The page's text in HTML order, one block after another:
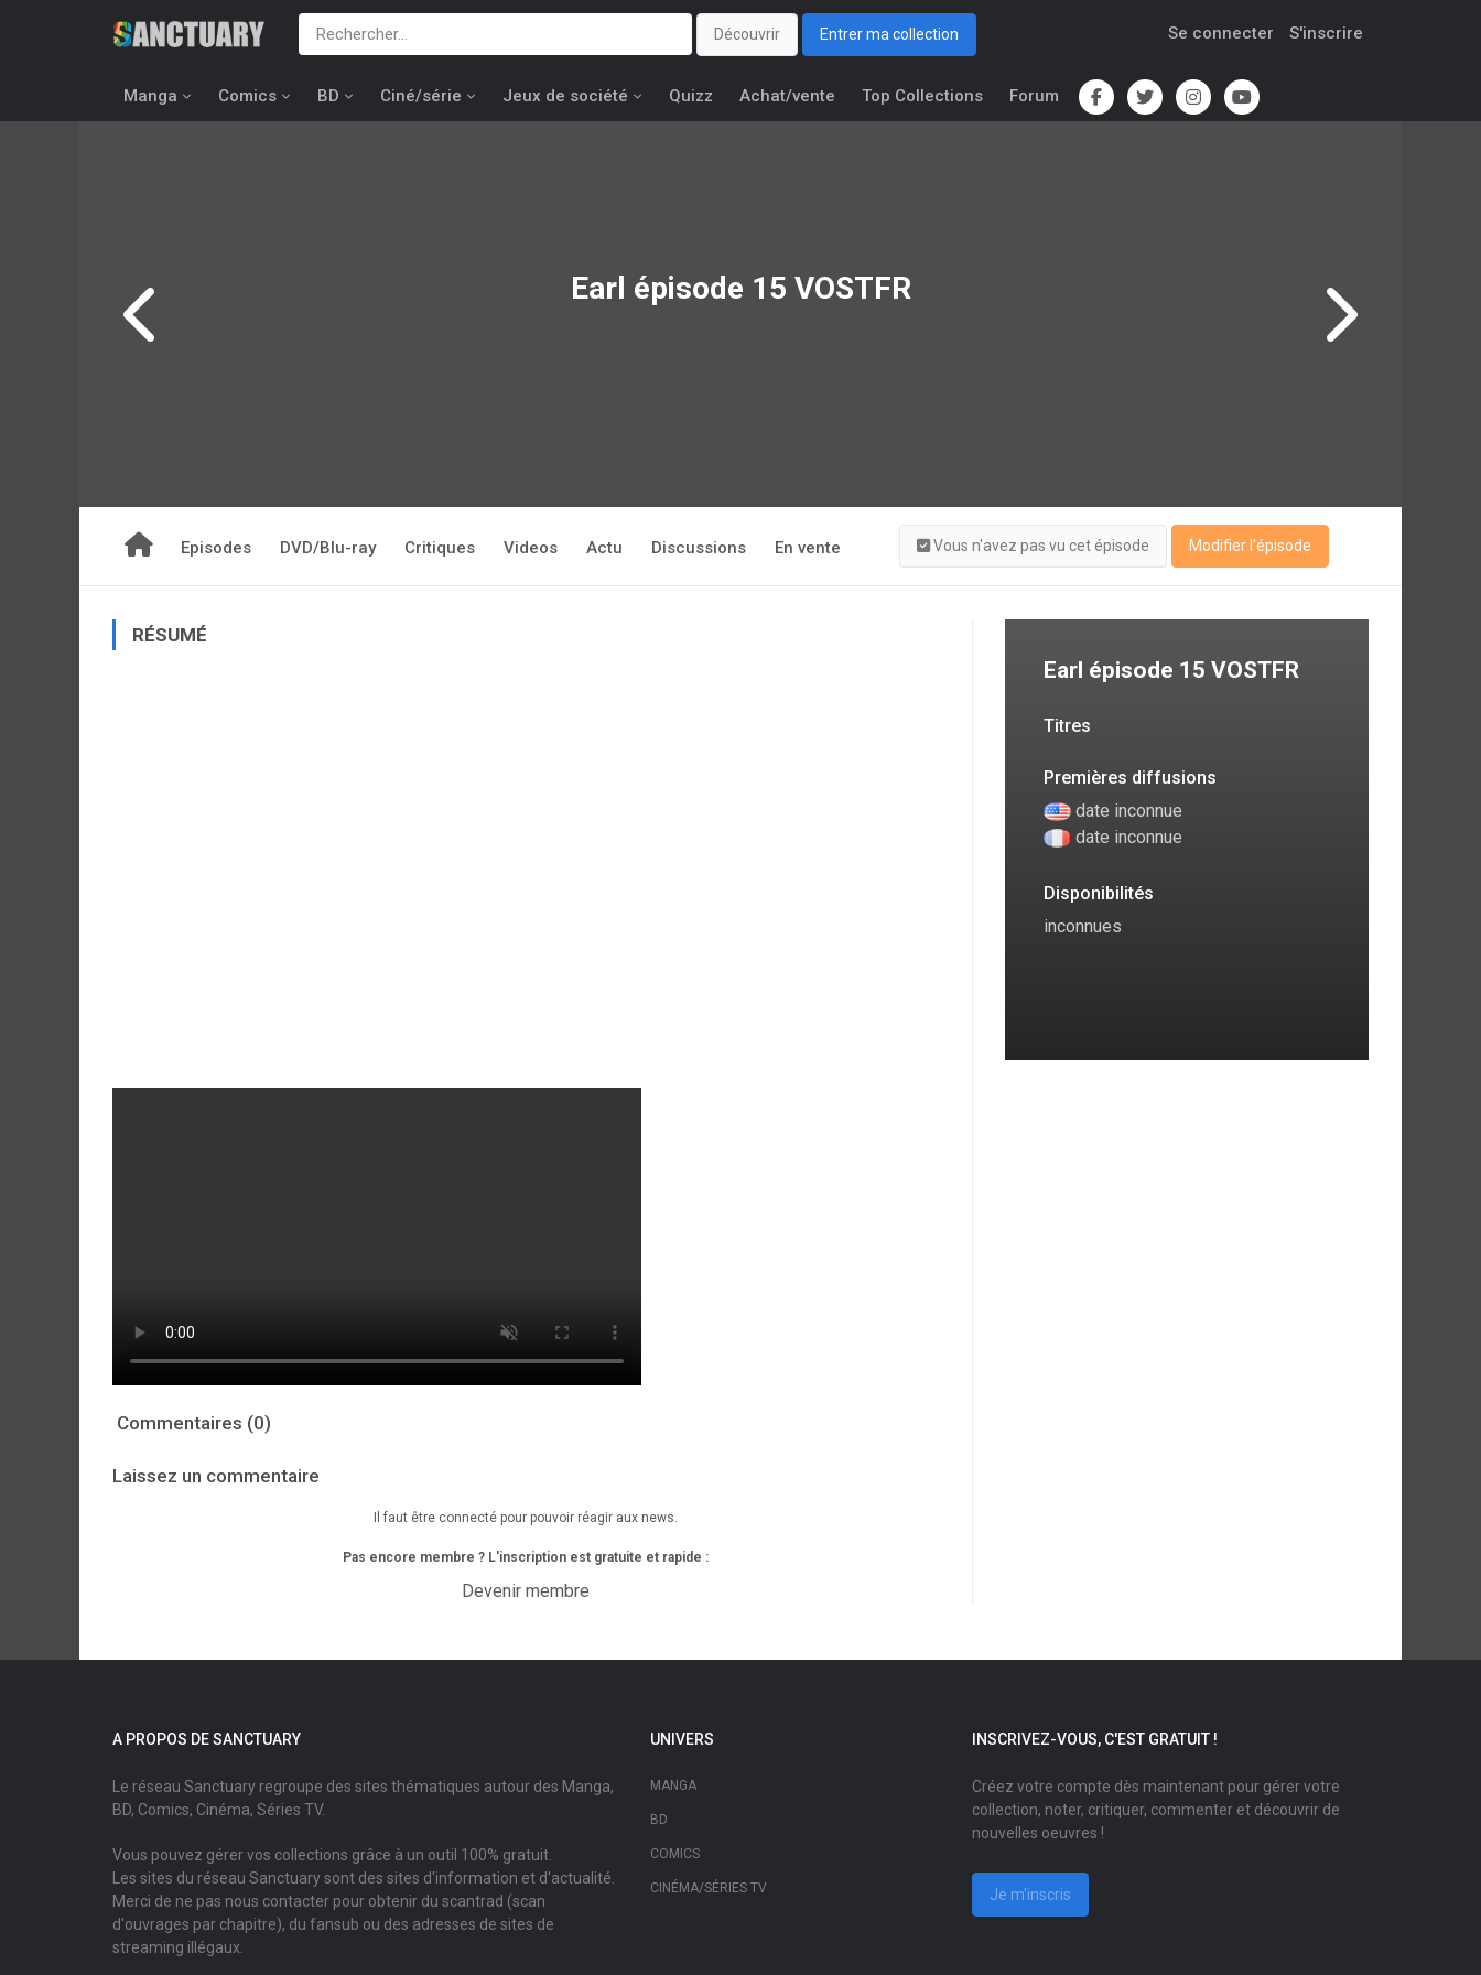
Découvrir Entrer ma collection Se connecter S'inscrire
Manga Comics BD Ciné/série Jeux de société Quizz Achat/vente Top Collections Forum
Earl épisode 15 VOSTFR
Vous n'avez pas vu cet épisode Modifier l'épisode
Episodes DVD/Blu-ray Critiques Videos Actu Discussions En vente
RÉSUMÉ
Commentaires (0)
Laissez un commentaire
Il faut être connecté pour pouvoir réagir aux news.
Pas encore membre ? L'inscription est gratuite et rapide :
Devenir membre
Earl épisode 15 VOSTFR
Titres
Premières diffusions
date inconnue
date inconnue
Disponibilités
inconnues
A PROPOS DE SANCTUARY
Le réseau Sanctuary regroupe des sites thématiques autour des Manga,
BD, Comics, Cinéma, Séries TV.
Vous pouvez gérer vos collections grâce à un outil 100% gratuit.
Les sites du réseau Sanctuary sont des sites d'information et d'actualité.
Merci de ne pas nous contacter pour obtenir du scantrad (scan
d'ouvrages par chapitre), du fansub ou des adresses de sites de
streaming illégaux.
UNIVERS
MANGA
BD
COMICS
CINÉMA/SÉRIES TV
INSCRIVEZ-VOUS, C'EST GRATUIT !
Créez votre compte dès maintenant pour gérer votre
collection, noter, critiquer, commenter et découvrir de
nouvelles oeuvres !
Je m'inscris